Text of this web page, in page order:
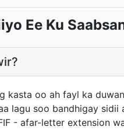
Ee Ku
kasta oo ah fayl ka
lagu soo bandhigay sidii
- afar-letter extension